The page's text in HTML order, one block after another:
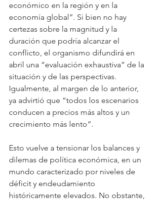
económico en la región y en la
economía global”. Si bien no hay
certezas sobre la magnitud y la
duración que podría alcanzar el
conflicto, el organismo difundirá en
abril una “evaluación exhaustiva” de la
situación y de las perspectivas.
Igualmente, al margen de lo anterior,
ya advirtió que “todos los escenarios
conducen a precios más altos y un
crecimiento más lento”.
Esto vuelve a tensionar los balances y
dilemas de política económica, en un
mundo caracterizado por niveles de
déficit y endeudamiento
históricamente elevados. No obstante,